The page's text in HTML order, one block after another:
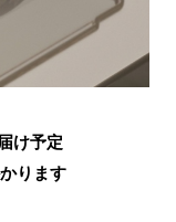
け予定
ります